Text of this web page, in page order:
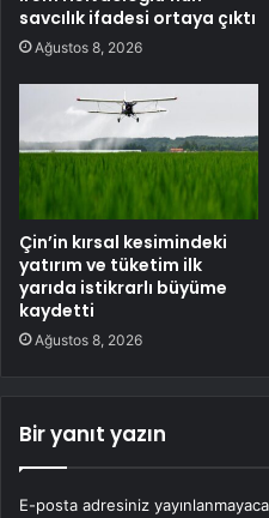
savcılık ifadesi ortaya çıktı
Ağustos 8, 2026
Çin’in kırsal kesimindeki
yatırım ve tüketim ilk
yarıda istikrarlı büyüme
kaydetti
Ağustos 8, 2026
Bir yanıt yazın
E-posta adresiniz